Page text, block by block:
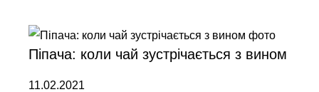
Піпача: коли чай зустрічається з вином
11.02.2021